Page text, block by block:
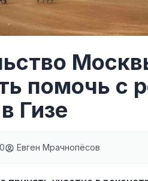
помочь с
Гизе
Евген Мрачнопёсов